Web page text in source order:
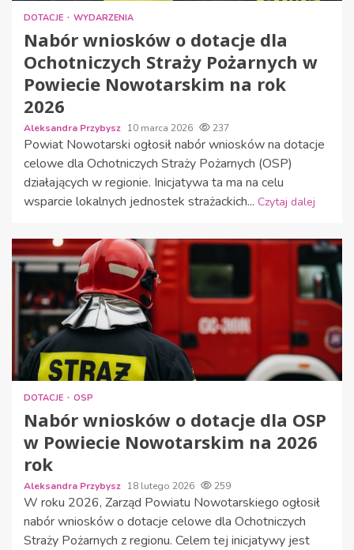
DOTACJE WYDARZENIA
Nabór wniosków o dotacje dla
Ochotniczych Straży Pożarnych w
Powiecie Nowotarskim na rok
2026
Aleksandra Przybysz 10 marca 2026 237
Powiat Nowotarski ogłosił nabór wniosków na dotacje
celowe dla Ochotniczych Straży Pożarnych (OSP)
działających w regionie. Inicjatywa ta ma na celu
wsparcie lokalnych jednostek strażackich... Czytaj dalej
DOTACJE OSP
Nabór wniosków o dotacje dla OSP
w Powiecie Nowotarskim na 2026
rok
Aleksandra Przybysz 18 lutego 2026 259
W roku 2026, Zarząd Powiatu Nowotarskiego ogłosił
nabór wniosków o dotacje celowe dla Ochotniczych
Straży Pożarnych z regionu. Celem tej inicjatywy jest